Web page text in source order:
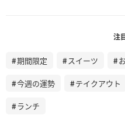
注
期間限定 スイーツ
今週の運勢 テイクアウト
ランチ